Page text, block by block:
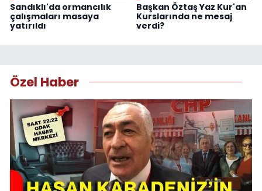
Sandıklı'da ormancılık
çalışmaları masaya
yatırıldı
Başkan Öztaş Yaz Kur'an
Kurslarında ne mesaj
verdi?
Özel Haber